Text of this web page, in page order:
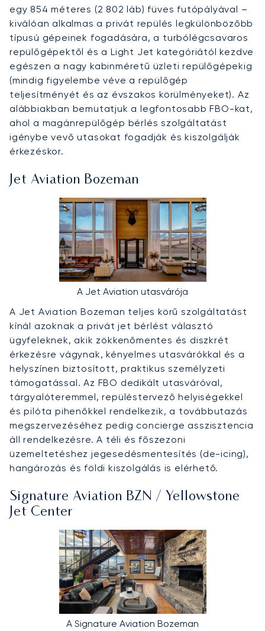
egy 854 méteres (2 802 láb) füves futópályával –
kiválóan alkalmas a privát repülés legkülönbözőbb
típusú gépeinek fogadására, a turbólégcsavaros
repülőgépektől és a Light Jet kategóriától kezdve
egészen a nagy kabinméretű üzleti repülőgépekig
(mindig figyelembe véve a repülőgép
teljesítményét és az évszakos körülményeket). Az
alábbiakban bemutatjuk a legfontosabb FBO-kat,
ahol a magánrepülőgép bérlés szolgáltatást
igénybe vevő utasokat fogadják és kiszolgálják
érkezéskor.
Jet Aviation Bozeman
A Jet Aviation utasvárója
A Jet Aviation Bozeman teljes körű szolgáltatást
kínál azoknak a privát jet bérlést választó
ügyfeleknek, akik zökkenőmentes és diszkrét
érkezésre vágynak, kényelmes utasvárókkal és a
helyszínen biztosított, praktikus személyzeti
támogatással. Az FBO dedikált utasváróval,
tárgyalóteremmel, repüléstervező helyiségekkel
és pilóta pihenőkkel rendelkezik, a továbbutazás
megszervezéséhez pedig concierge asszisztencia
áll rendelkezésre. A téli és főszezoni
üzemeltetéshez jegesedésmentesítés (de-icing),
hangározás és földi kiszolgálás is elérhető.
Signature Aviation BZN / Yellowstone
Jet Center
A Signature Aviation Bozeman